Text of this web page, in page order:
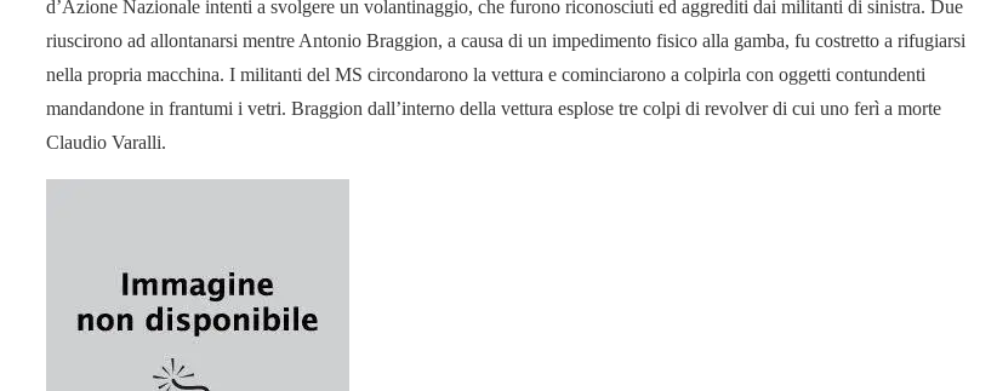
d’Azione Nazionale intenti a svolgere un volantinaggio, che furono riconosciuti ed aggrediti dai militanti di sinistra. Due
riuscirono ad allontanarsi mentre Antonio Braggion, a causa di un impedimento fisico alla gamba, fu costretto a rifugiarsi
nella propria macchina. I militanti del MS circondarono la vettura e cominciarono a colpirla con oggetti contundenti
mandandone in frantumi i vetri. Braggion dall’interno della vettura esplose tre colpi di revolver di cui uno ferì a morte
Claudio Varalli.